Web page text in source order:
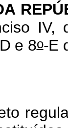
IV,
e 8o-E